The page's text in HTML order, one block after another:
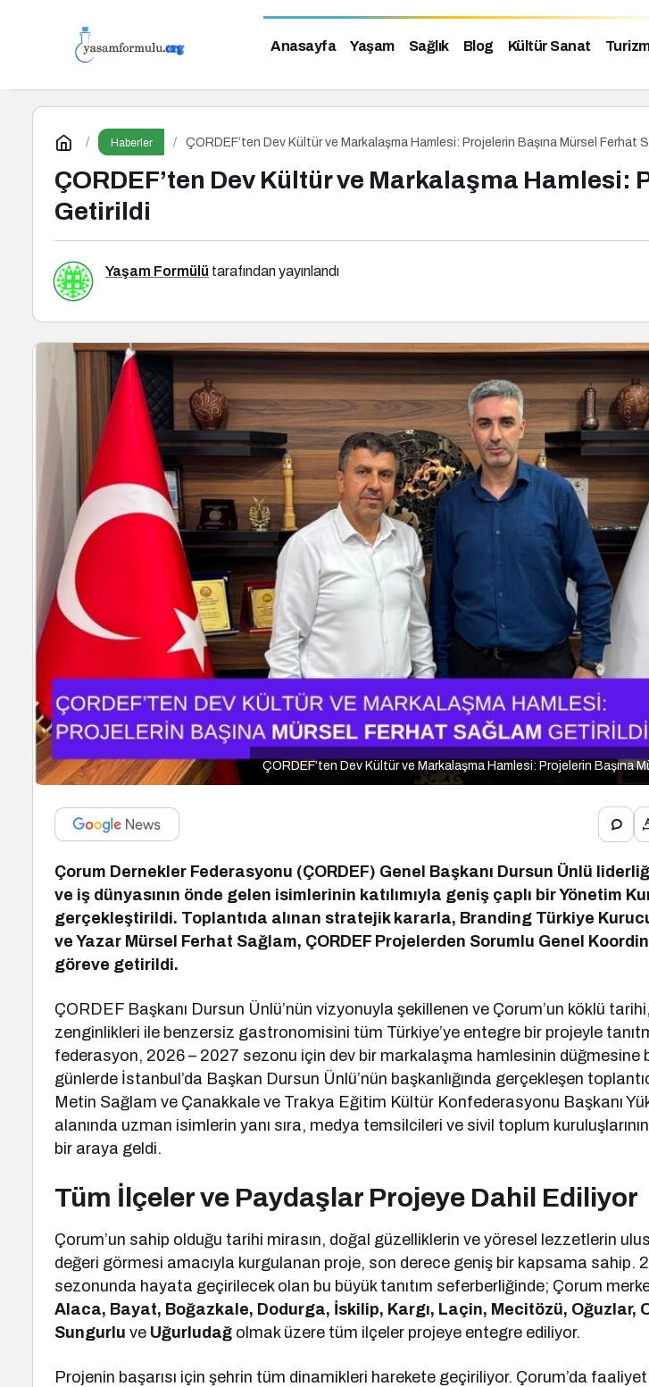
Anasayfa Yaşam Sağlık Blog Kültür Sanat
Haberler ÇORDEF’ten Dev Kültür ve Markalaşma Hamlesi: Projelerin Başına Mürsel Ferhat
ÇORDEF’ten Dev Kültür ve Markalaşma Hamlesi:
Getirildi
Yaşam Formülü tarafından yayınlandı
ÇORDEF’ten Dev Kültür ve Markalaşma Hamlesi: Projelerin Başına
Çorum Dernekler Federasyonu (ÇORDEF) Genel Başkanı Dursun Ünlü
ve iş dünyasının önde gelen isimlerinin katılımıyla geniş çaplı bir Yönetim
gerçekleştirildi. Toplantıda alınan stratejik kararla, Branding Türkiye
ve Yazar Mürsel Ferhat Sağlam, ÇORDEF Projelerden Sorumlu Genel
göreve getirildi.
ÇORDEF Başkanı Dursun Ünlü’nün vizyonuyla şekillenen ve Çorum’un köklü
zenginlikleri ile benzersiz gastronomisini tüm Türkiye’ye entegre bir projeyle
federasyon, 2026 – 2027 sezonu için dev bir markalaşma hamlesinin düğmesine
günlerde İstanbul’da Başkan Dursun Ünlü’nün başkanlığında gerçekleşen
Metin Sağlam ve Çanakkale ve Trakya Eğitim Kültür Konfederasyonu Başkanı
alanında uzman isimlerin yanı sıra, medya temsilcileri ve sivil toplum
bir araya geldi.
Tüm İlçeler ve Paydaşlar Projeye Dahil Ediliyor
Çorum’un sahip olduğu tarihi mirasın, doğal güzelliklerin ve yöresel lezzetlerin
değeri görmesi amacıyla kurgulanan proje, son derece geniş bir kapsama sahip.
sezonunda hayata geçirilecek olan bu büyük tanıtım seferberliğinde; Çorum
Alaca, Bayat, Boğazkale, Dodurga, İskilip, Kargı, Laçin, Mecitözü, Oğuzlar,
Sungurlu ve Uğurludağ olmak üzere tüm ilçeler projeye entegre ediliyor.
Projenin başarısı için şehrin tüm dinamikleri harekete geçiriliyor. Çorum’da